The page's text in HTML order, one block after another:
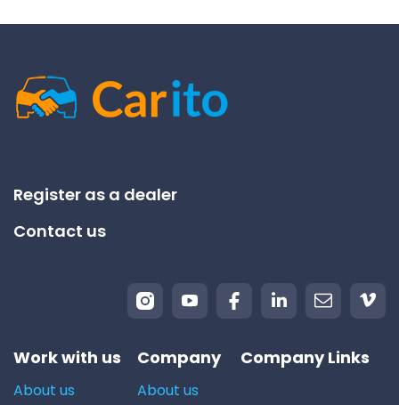
Register as a dealer
Contact us
Work with us
About us
Company
About us
Company Links